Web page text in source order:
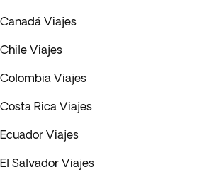
Canadá Viajes
Chile Viajes
Colombia Viajes
Costa Rica Viajes
Ecuador Viajes
El Salvador Viajes